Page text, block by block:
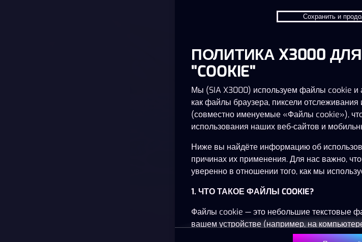
Эта игра недоступна
Пожалуйста,
Войти
Сохранить и
ПОЛИТИКА X3000
"COOKIE"
Мы (SIA X3000) используем файлы cookie и
как файлы браузера, пиксели
(совместно именуемые «Файлы cookie»),
использования наших веб-сайтов и
Ниже вы найдёте информацию об
причинах их применения. Для нас важно,
уверенно в отношении того, как мы
1. ЧТО ТАКОЕ ФАЙЛЫ COOKIE?
Файлы cookie — это небольшие текстовые
вашем устройстве (например, на
планшете) при посещении наших веб-